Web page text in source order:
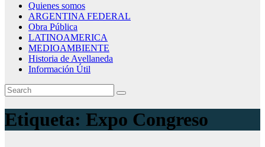
Quienes somos
ARGENTINA FEDERAL
Obra Pública
LATINOAMERICA
MEDIOAMBIENTE
Historia de Avellaneda
Información Útil
Etiqueta: Expo Congreso